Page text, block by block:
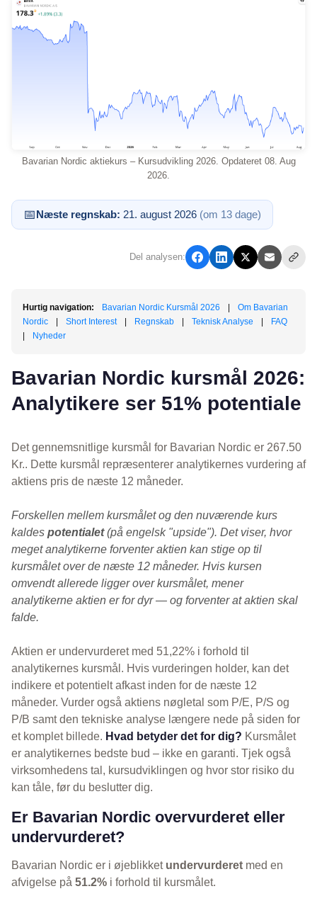
Bavarian Nordic aktiekurs – Kursudvikling 2026. Opdateret 08. Aug
2026.
📅Næste regnskab: 21. august 2026 (om 13 dage)
Del analysen:
Hurtig navigation: Bavarian Nordic Kursmål 2026
Om Bavarian
Nordic
Short Interest Regnskab Teknisk Analyse
FAQ
Nyheder
Bavarian Nordic kursmål 2026:
Analytikere ser 51% potentiale
Det gennemsnitlige kursmål for Bavarian Nordic er 267.50
Kr.. Dette kursmål repræsenterer analytikernes vurdering af
aktiens pris de næste 12 måneder.
Forskellen mellem kursmålet og den nuværende kurs
kaldes potentialet(på engelsk "upside"). Det viser, hvor
meget analytikerne forventer aktien kan stige op til
kursmålet over de næste 12 måneder. Hvis kursen
omvendt allerede ligger over kursmålet, mener
analytikerne aktien er for dyr — og forventer at aktien skal
falde.
Aktien er undervurderet med 51,22% i forhold til
analytikernes kursmål. Hvis vurderingen holder, kan det
indikere et potentielt afkast inden for de næste 12
måneder. Vurder også aktiens nøgletal som P/E, P/S og
P/B samt den tekniske analyse længere nede på siden for
et komplet billede. Hvad betyder det for dig? Kursmålet
er analytikernes bedste bud – ikke en garanti. Tjek også
virksomhedens tal, kursudviklingen og hvor stor risiko du
kan tåle, før du beslutter dig.
Er Bavarian Nordic overvurderet eller
undervurderet?
Bavarian Nordic er i øjeblikket undervurderet med en
afvigelse på 51.2% i forhold til kursmålet.